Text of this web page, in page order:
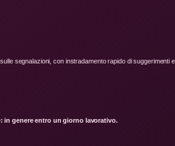
segnalazioni, con instradamento rapido di suggerimenti e
in genere entro un giorno lavorativo.